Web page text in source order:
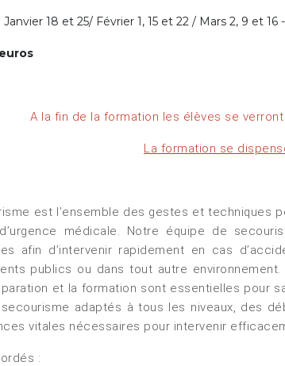
casiers@apeee-bxl1-services.be
BE52 3101 4777 1809
Coordination & Direction
: Janvier 18 et 25/ Février 1, 15 et 22 / Mars 2, 9 et 16
A la fin de la formation les élèves se
La formation se
est l’ensemble des gestes et techniques
médicale. Notre équipe de
afin d’intervenir rapidement en cas
publics ou dans tout autre environnement.
et la formation sont essentielles pour
adaptés à tous les niveaux, des
vitales nécessaires pour intervenir
: